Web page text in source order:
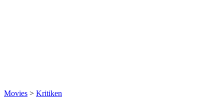
Movies > Kritiken